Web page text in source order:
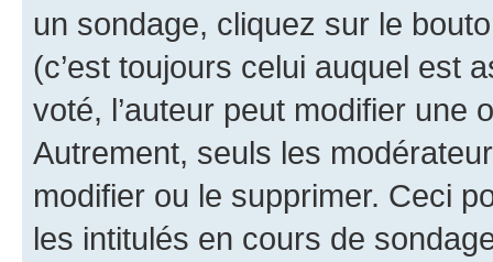
un sondage, cliquez sur le
(c’est toujours celui auquel est
voté, l’auteur peut modifier une
Autrement, seuls les
modifier ou le supprimer. Ceci
les intitulés en cours de